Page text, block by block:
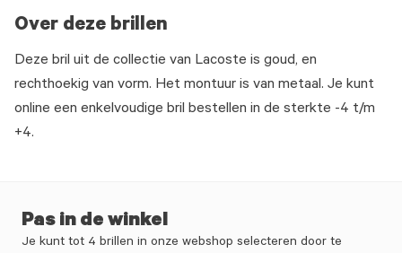
Over deze brillen
Deze bril uit de collectie van Lacoste is goud, en
rechthoekig van vorm. Het montuur is van metaal. Je kunt
online een enkelvoudige bril bestellen in de sterkte -4 t/m
+4.
Pas in de winkel
Je kunt tot 4 brillen in onze webshop selecteren door te